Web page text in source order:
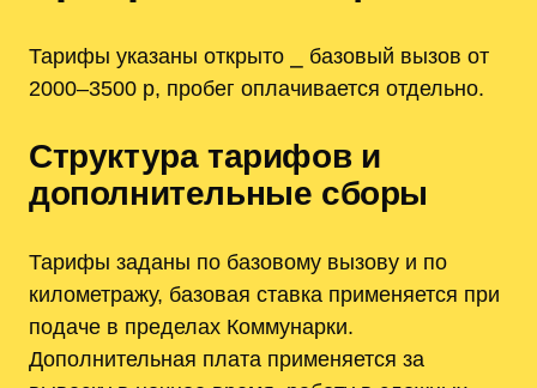
Тарифы указаны открыто ⎯ базовый вызов от
2000–3500 р, пробег оплачивается отдельно.
Структура тарифов и
дополнительные сборы
Тарифы заданы по базовому вызову и по
километражу, базовая ставка применяется при
подаче в пределах Коммунарки.
Дополнительная плата применяется за